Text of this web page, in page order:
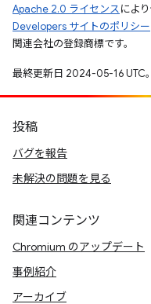
Apache 2.0 ライセンスによ
Developers サイトのポリシー
関連会社の登録商標です。
最終更新日 2024-05-16 UTC。
投稿
バグを報告
未解決の問題を見る
関連コンテンツ
Chromium のアップデート
事例紹介
アーカイブ